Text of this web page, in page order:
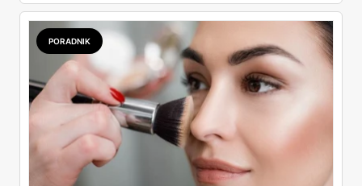
nauki z naturą, kosmetyki Mary Kay zapewniają widoczne
rezultaty i spełniają oczekiwania nawet najbardziej
wymagających użytkowniczek.
PORADNIK